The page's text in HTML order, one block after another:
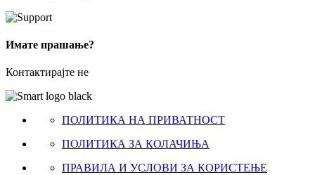
Имате прашање?
Контактирајте не
ПОЛИТИКА НА ПРИВАТНОСТ
ПОЛИТИКА ЗА КОЛАЧИЊА
ПРАВИЛА И УСЛОВИ ЗА КОРИСТЕЊЕ